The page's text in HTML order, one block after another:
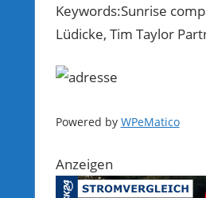
Keywords:Sunrise
Lüdicke, Tim Taylor
Powered by WPeMatico
Anzeigen